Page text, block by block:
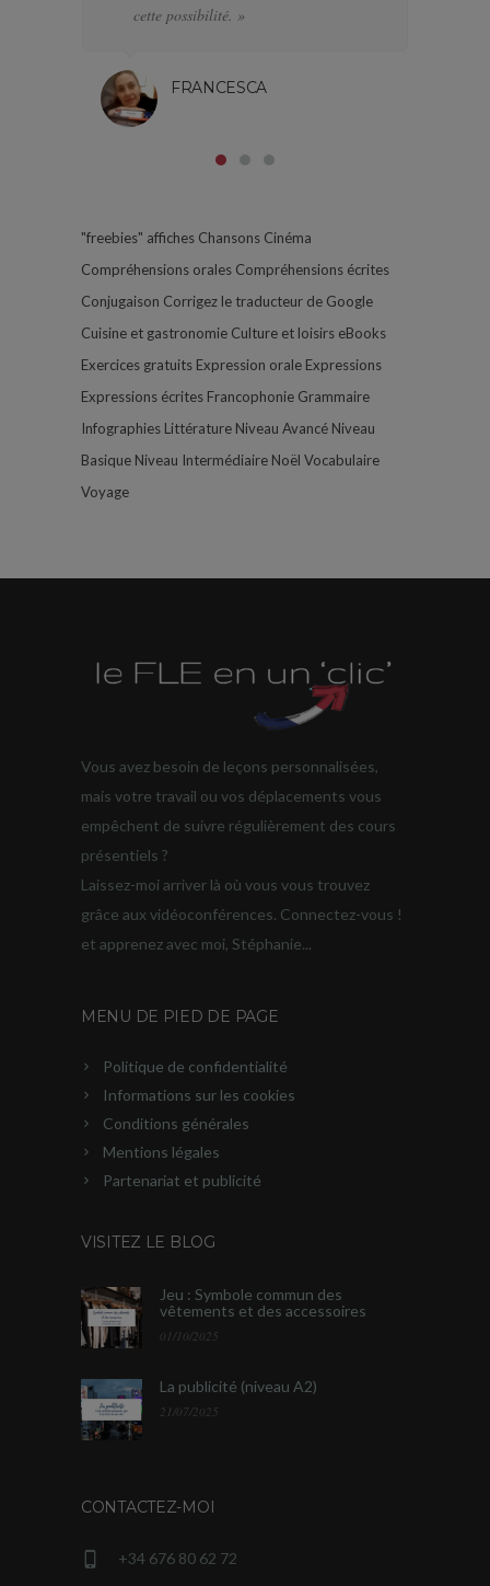
cette possibilité. »
FRANCESCA
"freebies" affiches Chansons Cinéma
Compréhensions orales Compréhensions écrites
Conjugaison Corrigez le traducteur de Google
Cuisine et gastronomie Culture et loisirs eBooks
Exercices gratuits Expression orale Expressions
Expressions écrites Francophonie Grammaire
Infographies Littérature Niveau Avancé Niveau
Basique Niveau Intermédiaire Noël Vocabulaire
Voyage
Vous avez besoin de leçons personnalisées,
mais votre travail ou vos déplacements vous
empêchent de suivre régulièrement des cours
présentiels ?
Laissez-moi arriver là où vous vous trouvez
grâce aux vidéoconférences. Connectez-vous !
et apprenez avec moi, Stéphanie...
MENU DE PIED DE PAGE
Politique de confidentialité
Informations sur les cookies
Conditions générales
Mentions légales
Partenariat et publicité
VISITEZ LE BLOG
Jeu : Symbole commun des
vêtements et des accessoires
01/10/2025
La publicité (niveau A2)
21/07/2025
CONTACTEZ-MOI
+34 676 80 62 72